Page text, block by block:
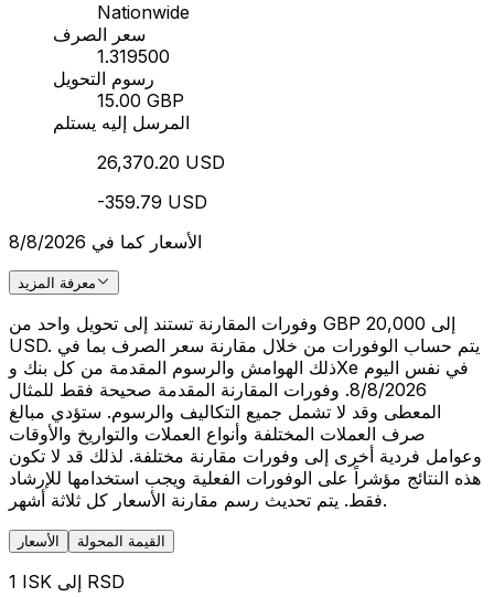
Nationwide
سعر الصرف
1.319500
رسوم التحويل
15.00 GBP
المرسل إليه يستلم
26,370.20 USD
-359.79 USD
الأسعار كما في 8/8/2026
معرفة المزيد
وفورات المقارنة تستند إلى تحويل واحد من GBP 20,000 إلى
USD. يتم حساب الوفورات من خلال مقارنة سعر الصرف بما في
ذلك الهوامش والرسوم المقدمة من كل بنك وXe في نفس اليوم
8/8/2026. وفورات المقارنة المقدمة صحيحة فقط للمثال
المعطى وقد لا تشمل جميع التكاليف والرسوم. ستؤدي مبالغ
صرف العملات المختلفة وأنواع العملات والتواريخ والأوقات
وعوامل فردية أخرى إلى وفورات مقارنة مختلفة. لذلك قد لا تكون
هذه النتائج مؤشراً على الوفورات الفعلية ويجب استخدامها للإرشاد
فقط. يتم تحديث رسم مقارنة الأسعار كل ثلاثة أشهر.
الأسعار القيمة المحولة
1 ISK إلى RSD